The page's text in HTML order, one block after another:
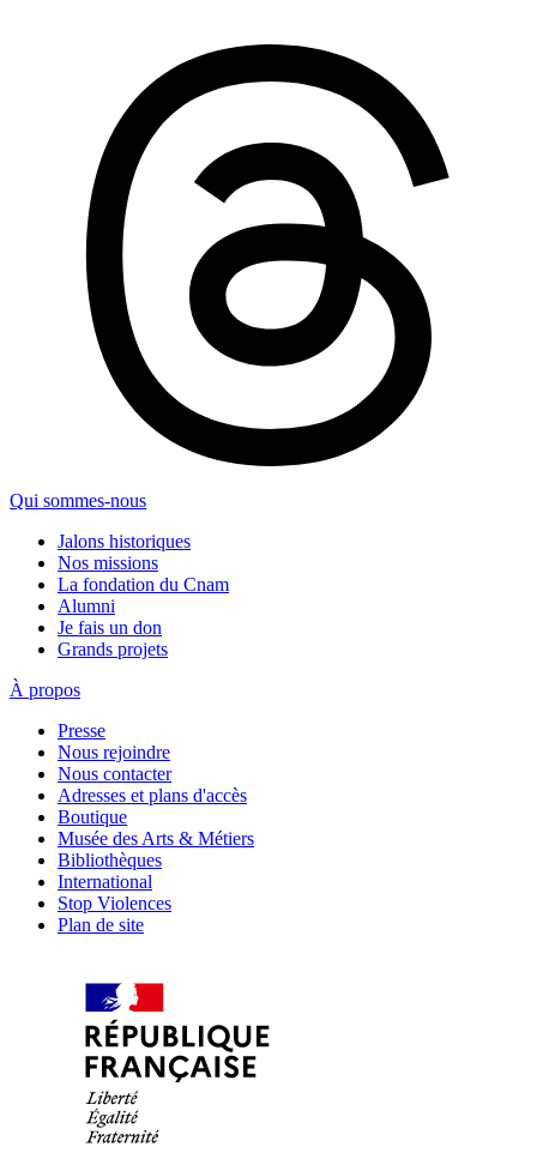
Qui sommes-nous
Jalons historiques
Nos missions
La fondation du Cnam
Alumni
Je fais un don
Grands projets
À propos
Presse
Nous rejoindre
Nous contacter
Adresses et plans d'accès
Boutique
Musée des Arts & Métiers
Bibliothèques
International
Stop Violences
Plan de site